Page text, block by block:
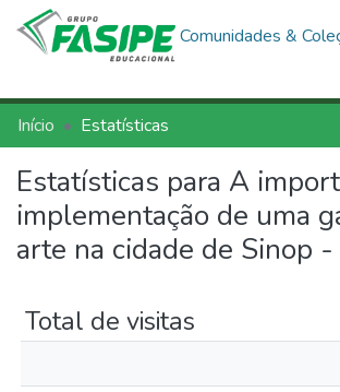
Comunidades &
Início
Estatísticas
Estatísticas para A
implementação de uma
arte na cidade de Sinop
Total de visitas